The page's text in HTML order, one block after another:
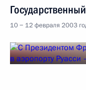
10 − 12 февраля 2003